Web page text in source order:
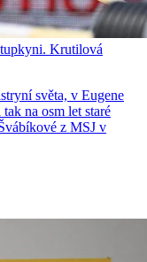
Krutilová
světa, v Eugene
na osm let staré
z MSJ v